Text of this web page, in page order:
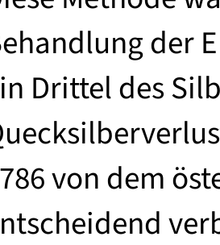
der
Drittel des
von dem